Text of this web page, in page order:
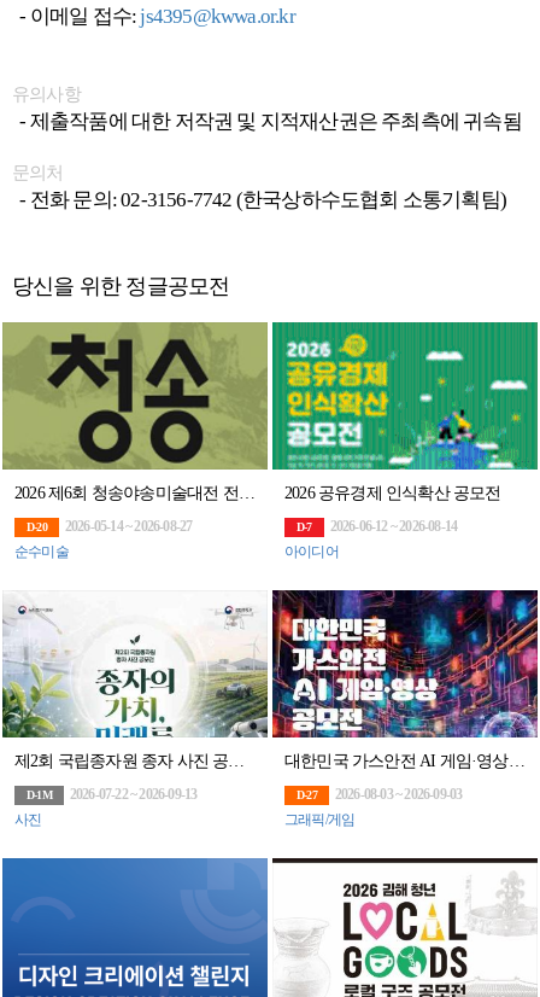
- 이메일 접수:js4395@kwwa.or.kr
유의사항
- 제출작품에 대한 저작권 및 지적재산권은 주최측에 귀속됨
문의처
- 전화 문의: 02-3156-7742 (한국상하수도협회 소통기획팀)
당신을 위한 정글공모전
2026 제6회 청송야송미술대전 전국공모
D-20
2026-05-14 ~ 2026-08-27
순수미술
2026 공유경제 인식확산 공모전
D-7
2026-06-12 ~ 2026-08-14
아이디어
제2회 국립종자원 종자 사진 공모전 「종자의 가치, 미래를 Plus「+」하다」(~9/13)
D-1M
2026-07-22 ~ 2026-09-13
사진
대한민국 가스안전 AI 게임·영상 공모전(~9/3)
D-27
2026-08-03 ~ 2026-09-03
그래픽/게임